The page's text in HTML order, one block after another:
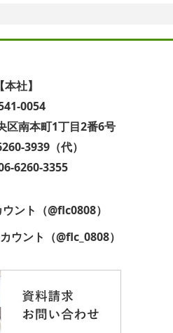
【本社】
0054
区南本町1丁目2番6号
3939（代）
6260-3355
ント（@flc0808）
ウント（@flc_0808）